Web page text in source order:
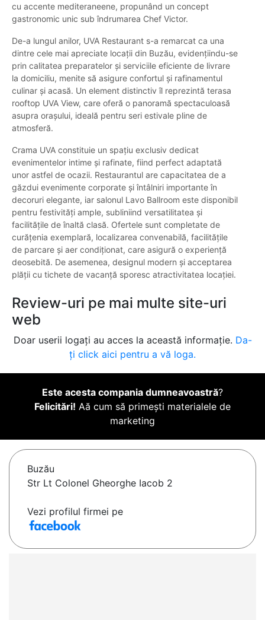
cu accente mediteraneene, propunând un concept
gastronomic unic sub îndrumarea Chef Victor.
De-a lungul anilor, UVA Restaurant s-a remarcat ca una
dintre cele mai apreciate locații din Buzău, evidențiindu-se
prin calitatea preparatelor și serviciile eficiente de livrare
la domiciliu, menite să asigure confortul și rafinamentul
culinar și acasă. Un element distinctiv îl reprezintă terasa
rooftop UVA View, care oferă o panoramă spectaculoasă
asupra orașului, ideală pentru seri estivale pline de
atmosferă.
Crama UVA constituie un spațiu exclusiv dedicat
evenimentelor intime și rafinate, fiind perfect adaptată
unor astfel de ocazii. Restaurantul are capacitatea de a
găzdui evenimente corporate și întâlniri importante în
decoruri elegante, iar salonul Lavo Ballroom este disponibil
pentru festivități ample, subliniind versatilitatea și
facilitățile de înaltă clasă. Ofertele sunt completate de
curățenia exemplară, localizarea convenabilă, facilitățile
de parcare și aer condiționat, care asigură o experiență
deosebită. De asemenea, designul modern și acceptarea
plății cu tichete de vacanță sporesc atractivitatea locației.
Review-uri pe mai multe site-uri
web
Doar userii logați au acces la această informație. Da-
ți click aici pentru a vă loga.
Este acesta compania dumneavoastră?
Felicitări! Aă cum să primești materialele de
marketing
Buzău
Str Lt Colonel Gheorghe Iacob 2
Vezi profilul firmei pe